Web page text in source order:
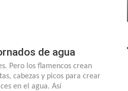
de agua
Pero los flamencos crean
cabezas y picos para crear
en el agua. Así